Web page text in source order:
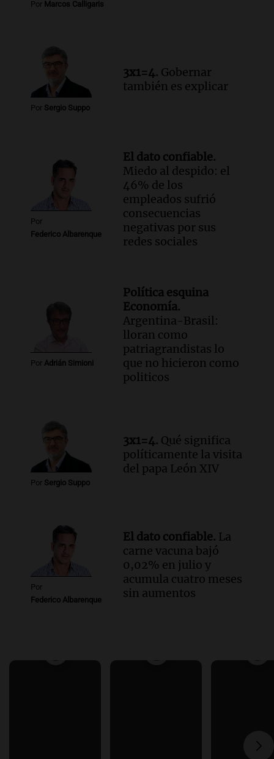
El viento complica el combate
Episodios
Por Marcos Calligaris
Por Sergio Suppo
3x1=4. Gobernar
también es explicar
Por
Federico Albarenque
El dato confiable.
Miedo al despido: el
46% de los
empleados sufrió
consecuencias
negativas por sus
redes sociales
Por Adrián Simioni
Política esquina
Economía.
Argentina-Brasil:
lloran como
patriagrandistas lo
que no hicieron como
politicos
Por Sergio Suppo
3x1=4. Qué significa
políticamente la visita
del papa León XIV
Por
Federico Albarenque
El dato confiable. La
carne vacuna bajó
0,02% en julio y
acumula cuatro meses
sin aumentos